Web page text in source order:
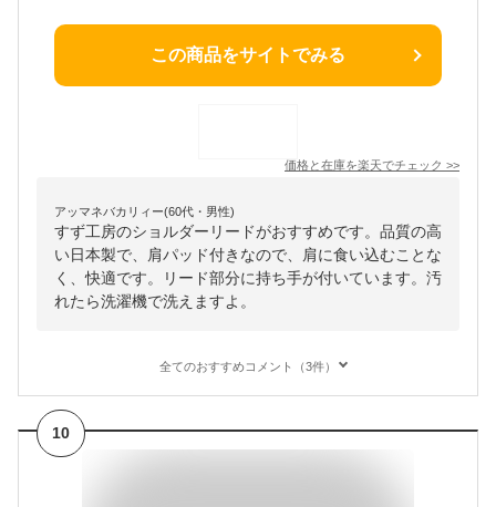
この商品をサイトでみる
価格と在庫を楽天でチェック >>
アッマネバカリィー(60代・男性)
すず工房のショルダーリードがおすすめです。品質の高
い日本製で、肩パッド付きなので、肩に食い込むことな
く、快適です。リード部分に持ち手が付いています。汚
れたら洗濯機で洗えますよ。
全てのおすすめコメント（3件）
10